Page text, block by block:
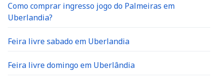
Como comprar ingresso jogo do Palmeiras em
Uberlandia?
Feira livre sabado em Uberlandia
Feira livre domingo em Uberlândia